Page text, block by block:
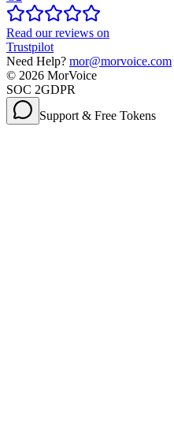
Read our reviews on
Trustpilot
Need Help? mor@morvoice.com
© 2026 MorVoice
SOC 2GDPR
Support & Free Tokens